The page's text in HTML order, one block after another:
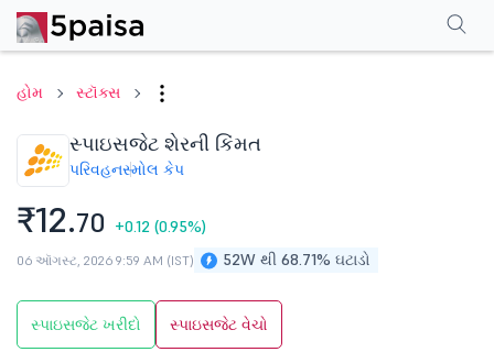
હોમ સ્ટૉક્સ
સ્પાઇસજેટ શેરની કિંમત
પરિવહનસ્મોલ કેપ
₹12.70 +0.12 (0.95%)
52W થી 68.71% ઘટાડો
06 ઑગસ્ટ, 2026 9:59 AM (IST)
સ્પાઇસજેટ ખરીદો સ્પાઇસજેટ વેચો
પરફોર્મન્સફાઇનાન્શિયલ્સ વધુ